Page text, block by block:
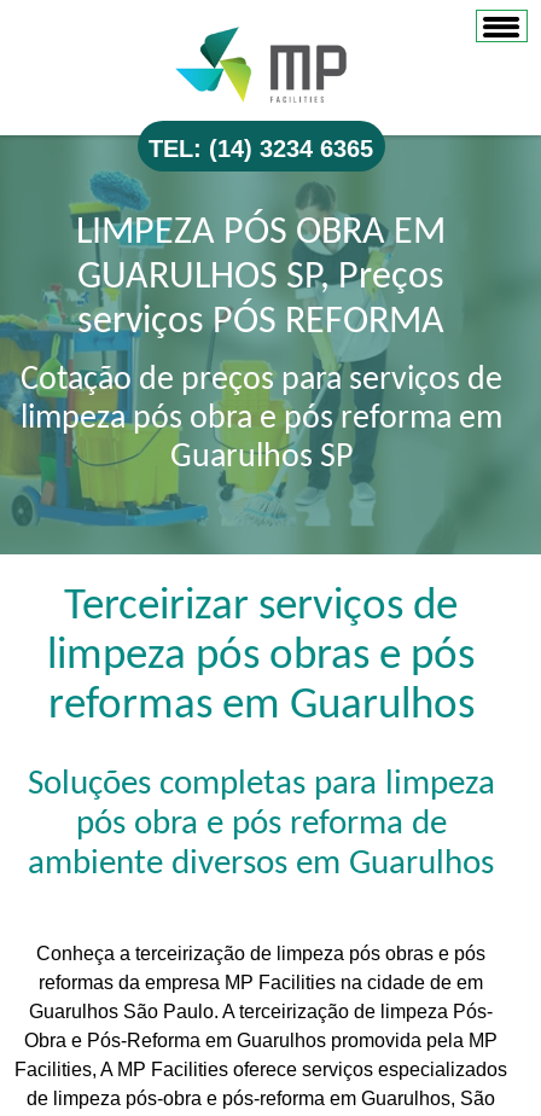
TEL: (14) 3234 6365
LIMPEZA PÓS OBRA EM
GUARULHOS SP, Preços
serviços PÓS REFORMA
Cotação de preços para serviços de
limpeza pós obra e pós reforma em
Guarulhos SP
Terceirizar serviços de
limpeza pós obras e pós
reformas em Guarulhos
Soluções completas para limpeza
pós obra e pós reforma de
ambiente diversos em Guarulhos
Conheça a terceirização de limpeza pós obras e pós
reformas da empresa MP Facilities na cidade de em
Guarulhos São Paulo. A terceirização de limpeza Pós-
Obra e Pós-Reforma em Guarulhos promovida pela MP
Facilities, A MP Facilities oferece serviços especializados
de limpeza pós-obra e pós-reforma em Guarulhos, São